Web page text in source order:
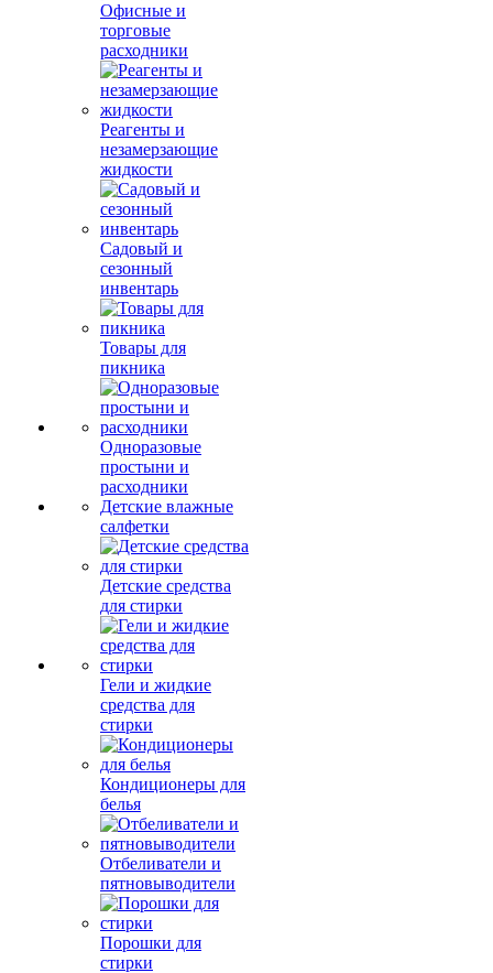
Офисные и
торговые
расходники
Реагенты и
незамерзающие
жидкости
Садовый и
сезонный
инвентарь
Товары для
пикника
Одноразовые
простыни и
расходники
Детские влажные
салфетки
Детские средства
для стирки
Гели и жидкие
средства для
стирки
Кондиционеры для
белья
Отбеливатели и
пятновыводители
Порошки для
стирки